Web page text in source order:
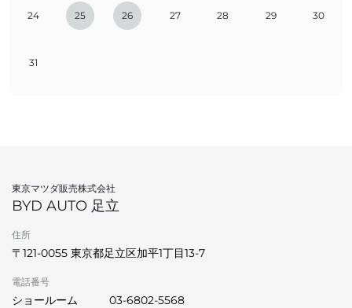
24 25 26 27 28 29 30
31
東京マツダ販売株式会社
BYD AUTO 足立
住所
〒121-0055 東京都足立区加平1丁目13‐7
電話番号
ショールーム
03-6802-5568